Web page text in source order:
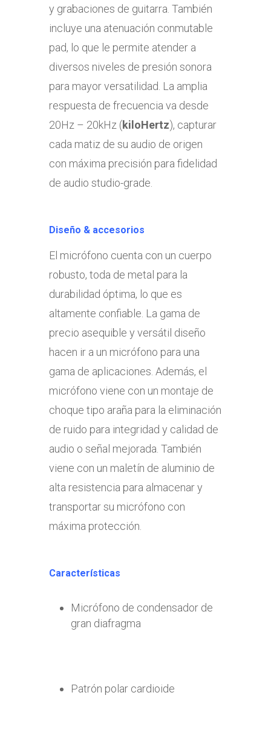
y grabaciones de guitarra. También
incluye una atenuación conmutable
pad, lo que le permite atender a
diversos niveles de presión sonora
para mayor versatilidad. La amplia
respuesta de frecuencia va desde
20Hz – 20kHz (kiloHertz), capturar
cada matiz de su audio de origen
con máxima precisión para fidelidad
de audio studio-grade.
Diseño & accesorios
El micrófono cuenta con un cuerpo
robusto, toda de metal para la
durabilidad óptima, lo que es
altamente confiable. La gama de
precio asequible y versátil diseño
hacen ir a un micrófono para una
gama de aplicaciones. Además, el
micrófono viene con un montaje de
choque tipo araña para la eliminación
de ruido para integridad y calidad de
audio o señal mejorada. También
viene con un maletín de aluminio de
alta resistencia para almacenar y
transportar su micrófono con
máxima protección.
Características
Micrófono de condensador de
gran diafragma
Patrón polar cardioide